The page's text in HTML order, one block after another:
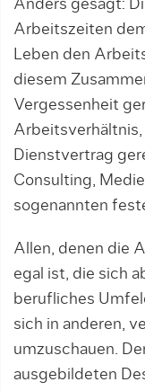
Anders gesagt:
Arbeitszeiten
Leben den
diesem
Vergessenheit
Arbeitsverhältnis,
Dienstvertrag
Consulting,
sogenannten
Allen, denen die
egal ist, die sich
berufliches
sich in anderen,
umzuschauen.
ausgebildeten